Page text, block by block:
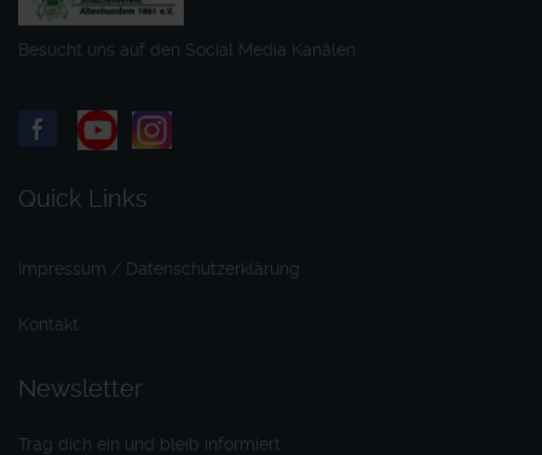
Besucht uns auf den Social Media Kanälen
Quick Links
Impressum / Datenschutzerklärung
Kontakt
Newsletter
Trag dich ein und bleib informiert